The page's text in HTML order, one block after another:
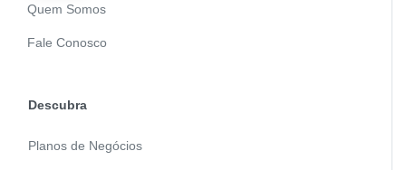
Quem Somos
Fale Conosco
Descubra
Planos de Negócios